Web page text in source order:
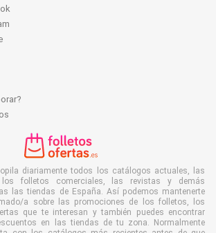
diariamente todos los catálogos actuales, las
los folletos comerciales, las revistas y demás
las tiendas de España. Así podemos mantenerte
a sobre las promociones de los folletos, los
que te interesan y también puedes encontrar
en las tiendas de tu zona. Normalmente